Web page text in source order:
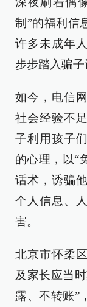
制”的福利信
许多未成年
步步踏入骗子
如今，电信
社会经验不
子利用孩子
的心理，以“
话术，诱骗
个人信息、
害。
北京市怀柔
及家长应当
露、不转账”